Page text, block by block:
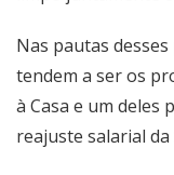
Nas pautas
tendem a ser os
à Casa e um deles
reajuste salarial da